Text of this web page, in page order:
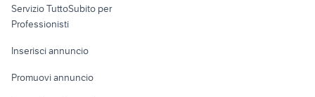
Informatica
Console e
Servizio TuttoSubito per
Professionisti
Inserisci annuncio
Promuovi annuncio